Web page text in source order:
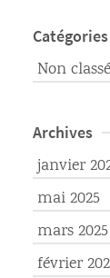
Catégories
Non classé
Archives
janvier
mai 2025
mars 2025
février